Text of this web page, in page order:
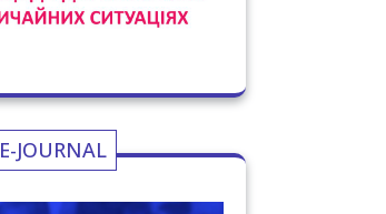
E-JOURNAL